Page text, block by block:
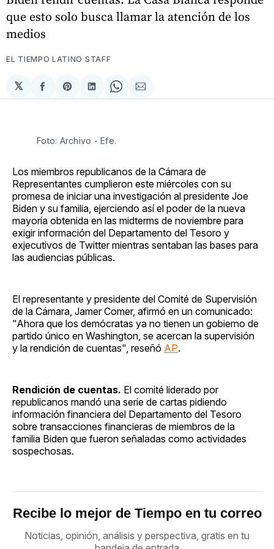
que esto solo busca llamar la atención de los
medios
EL TIEMPO LATINO STAFF
𝕏
Compartir
en
Share
on
Compartir
en
Share
on
Compartir
via
Foto: Archivo - Efe.
Los miembros republicanos de la Cámara de
Representantes cumplieron este miércoles con su
promesa de iniciar una investigación al presidente Joe
Biden y su familia, ejerciendo así el poder de la nueva
mayoría obtenida en las midterms de noviembre para
exigir información del Departamento del Tesoro y
exjecutivos de Twitter mientras sentaban las bases para
las audiencias públicas.
El representante y presidente del Comité de Supervisión
de la Cámara, Jamer Comer, afirmó en un comunicado:
"Ahora que los demócratas ya no tienen un gobierno de
partido único en Washington, se acercan la supervisión
y la rendición de cuentas", reseñó AP.
Rendición de cuentas. El comité liderado por
republicanos mandó una serie de cartas pidiendo
información financiera del Departamento del Tesoro
sobre transacciones financieras de miembros de la
familia Biden que fueron señaladas como actividades
sospechosas.
Recibe lo mejor de Tiempo en tu correo
Noticias, opinión, análisis y perspectiva, gratis en tu